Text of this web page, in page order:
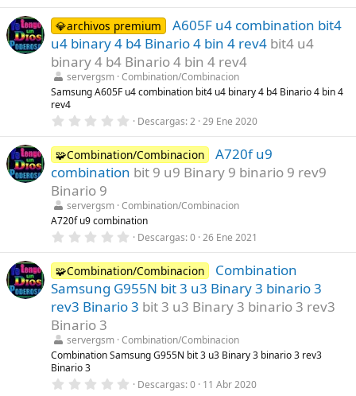
l
l
a
(
s
)
0
0
e
s
t
r
e
l
s
)
💎archivos premium
A605F u4 combination bit4
u4 binary 4 b4 Binario 4 bin 4 rev4 bit4 u4
binary 4 b4 Binario 4 bin 4 rev4
servergsm Combination/Combinacion
Samsung A605F u4 combination bit4 u4 binary 4 b4 Binario 4 bin 4
rev4
0
0
0
e
s
e
l
a
(
s
)
Descargas 2 29 Ene 2020
🧩Combination/Combinacion
A720f u9
combination bit 9 u9 Binary 9 binario 9 rev9
Binario 9
servergsm Combination/Combinacion
A720f u9 combination
0
0
0
e
s
t
r
l
l
a
s
Descargas 0 26 Ene 2021
🧩Combination/Combinacion
Combination
Samsung G955N bit 3 u3 Binary 3 binario 3
rev3 Binario 3 bit 3 u3 Binary 3 binario 3 rev3
Binario 3
servergsm Combination/Combinacion
Combination Samsung G955N bit 3 u3 Binary 3 binario 3 rev3
Binario 3
0 Descargas 0 11 Abr 2020